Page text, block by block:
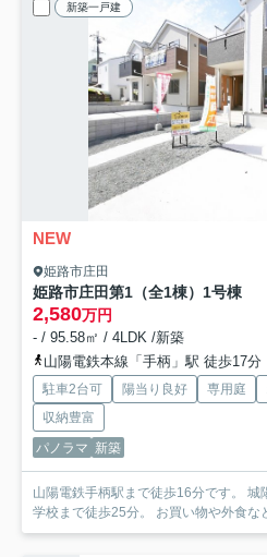
新築一戸建
NEW
姫路市庄田
姫路市庄田第1（全1棟）1号棟
2,580万円
- / 95.58㎡ / 4LDK /新築
山陽電鉄本線「手柄」駅 徒歩17分
駐車2台可 陽当り良好 専用庭
収納豊富
パノラマ 新築
山陽電鉄手柄駅まで徒歩16分です。
学校まで徒歩25分。 お買い物や外食な